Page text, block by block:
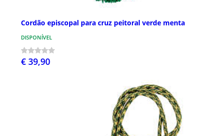
Cordão episcopal para cruz peitoral verde menta
DISPONÍVEL
€ 39,90